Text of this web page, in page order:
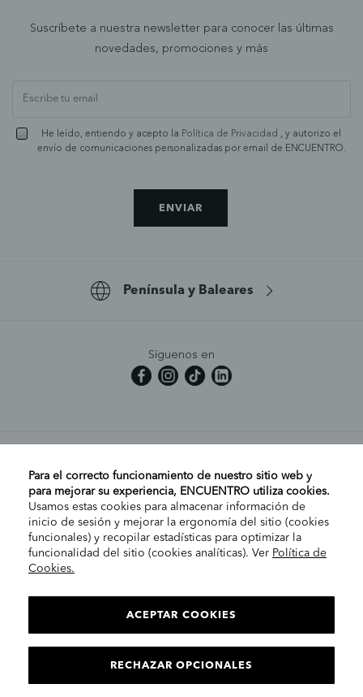
Contacto
Suscríbete a nuestra newsletter para conocer las últimas
novedades, promociones y más
He leído, entiendo y acepto la Política de Privacidad , y autorizo el
envío de comunicaciones personalizadas por email de ENCUENTRO.
ENVIAR
Península y Baleares
Síguenos en
MI CUENTA
AYUDA
EMPRESA
INFORMACIÓN LEGAL
Para el correcto funcionamiento de nuestro sitio web y
para mejorar su experiencia, ENCUENTRO utiliza cookies.
Usamos estas cookies para almacenar información de
inicio de sesión y mejorar la ergonomía del sitio (cookies
funcionales) y recopilar estadísticas para optimizar la
funcionalidad del sitio (cookies analíticas). Ver Política de
Cookies.
ACEPTAR COOKIES
RECHAZAR OPCIONALES